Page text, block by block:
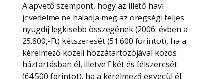
Alapvető szempont, hogy az illető havi
jövedelme ne haladja meg az öregségi teljes
nyugdíj legkisebb összegének (2006. évben a
25.800,-Ft) kétszeresét (51.600 forintot), ha a
kérelmező közeli hozzátartozójával közös
háztartásban él, illetve két és félszeresét
(64.500 forintot), ha a kérelmező egyedül él.